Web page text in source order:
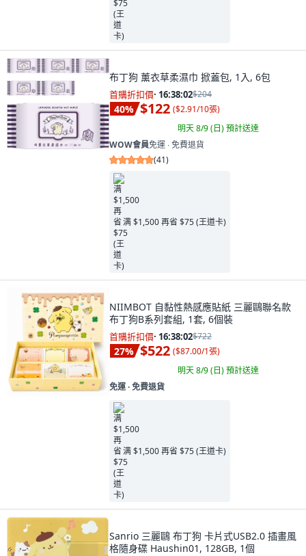
布丁狗 薰衣草柔濕巾 掀蓋包, 1入, 6包
首購折扣價· 16:38:00$204
40% $122 ($2.91/10張)
明天 8/9 (日)預計送達
WOW會員免運 ∙ 免費退貨
(41)
满 $1,500 再省 $75 (王道卡)
NIIMBOT 自黏性熱感應貼紙 三麗鷗聯名款
布丁狗B系列套組, 1套, 6個裝
首購折扣價· 16:38:00$722
27% $522 ($87.00/1張)
明天 8/9 (日)預計送達
免運 ∙ 免費退貨
满 $1,500 再省 $75 (王道卡)
Sanrio 三麗鷗 布丁狗 卡片式USB2.0 插畫風
格隨身碟 Haushin01, 128GB, 1個